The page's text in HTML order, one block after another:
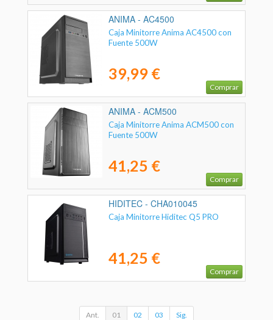
ANIMA - AC4500
Caja Minitorre Anima AC4500 con
Fuente 500W
39,99 €
Comprar
ANIMA - ACM500
Caja Minitorre Anima ACM500 con
Fuente 500W
41,25 €
Comprar
HIDITEC - CHA010045
Caja Minitorre Hiditec Q5 PRO
41,25 €
Comprar
Ant. 01 02 03 Sig.